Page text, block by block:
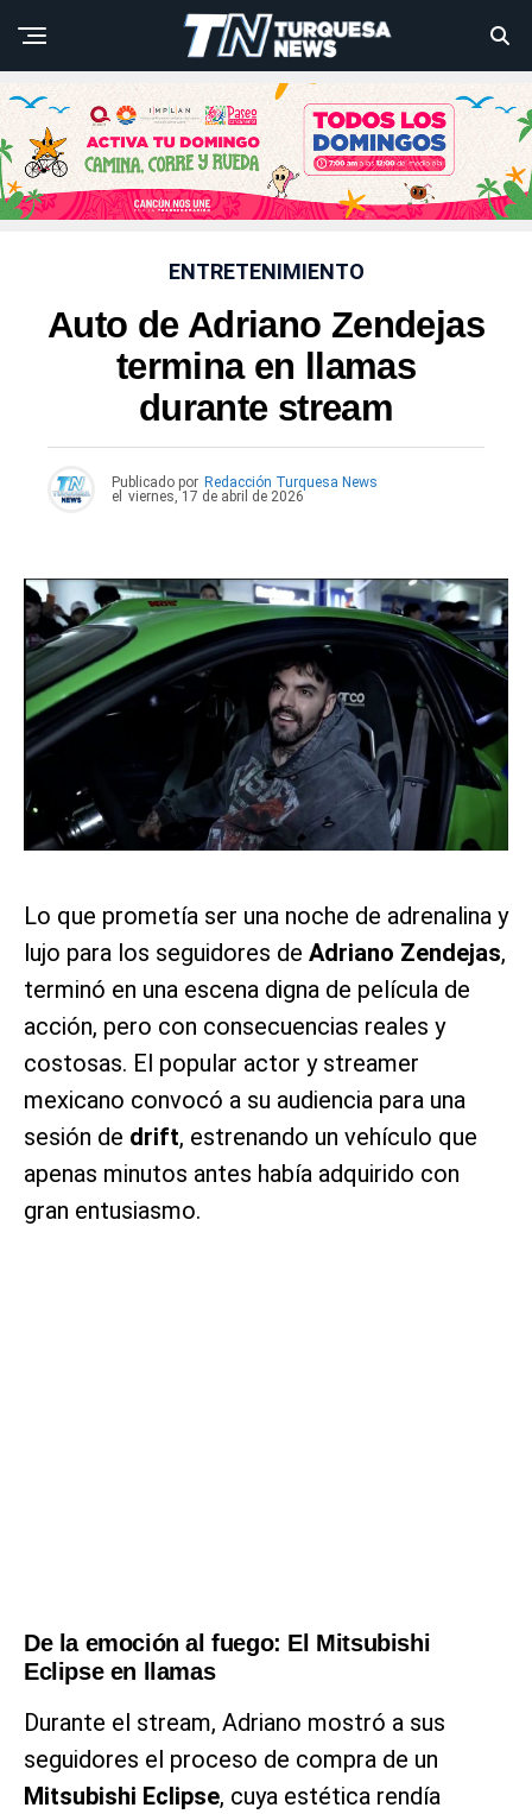
ENTRETENIMIENTO
Auto de Adriano Zendejas
termina en llamas
durante stream
Publicado por Redacción Turquesa News
el viernes, 17 de abril de 2026
Lo que prometía ser una noche de adrenalina y
lujo para los seguidores de Adriano Zendejas,
terminó en una escena digna de película de
acción, pero con consecuencias reales y
costosas. El popular actor y streamer
mexicano convocó a su audiencia para una
sesión de drift, estrenando un vehículo que
apenas minutos antes había adquirido con
gran entusiasmo.
De la emoción al fuego: El Mitsubishi
Eclipse en llamas
Durante el stream, Adriano mostró a sus
seguidores el proceso de compra de un
Mitsubishi Eclipse, cuya estética rendía